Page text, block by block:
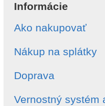
Informácie
Ako nakupovať
Nákup na splátky
Doprava
Vernostný systém